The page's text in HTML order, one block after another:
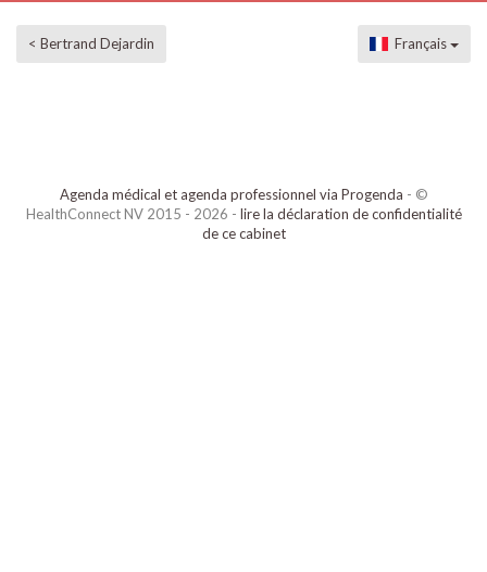
< Bertrand Dejardin Français
Agenda médical et agenda professionnel via Progenda - ©
HealthConnect NV 2015 - 2026 - lire la déclaration de confidentialité
de ce cabinet